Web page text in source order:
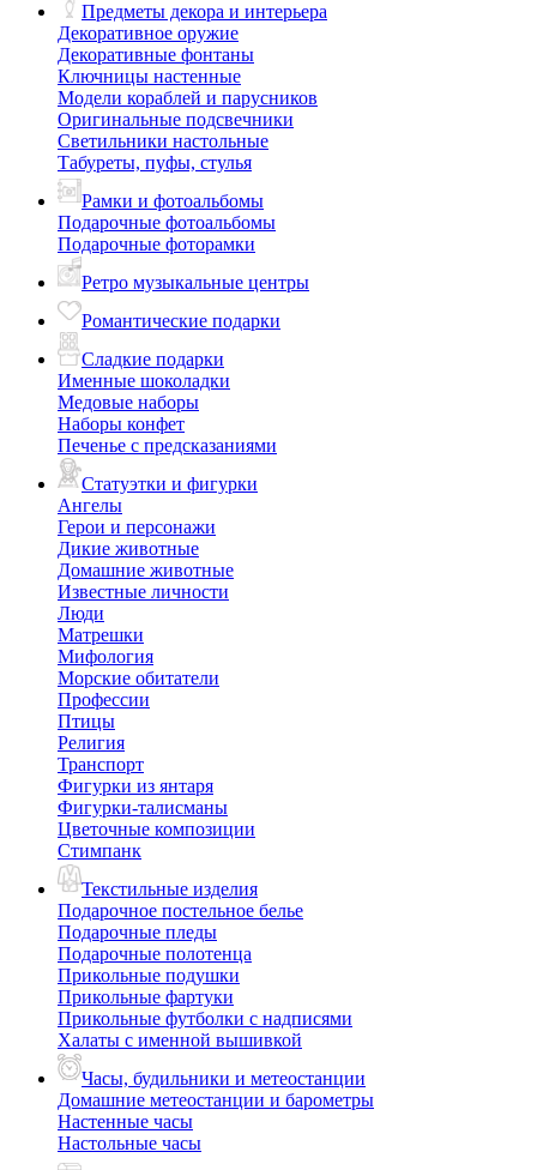
Предметы декора и интерьера
Декоративное оружие
Декоративные фонтаны
Ключницы настенные
Модели кораблей и парусников
Оригинальные подсвечники
Светильники настольные
Табуреты, пуфы, стулья
Рамки и фотоальбомы
Подарочные фотоальбомы
Подарочные фоторамки
Ретро музыкальные центры
Романтические подарки
Сладкие подарки
Именные шоколадки
Медовые наборы
Наборы конфет
Печенье с предсказаниями
Статуэтки и фигурки
Ангелы
Герои и персонажи
Дикие животные
Домашние животные
Известные личности
Люди
Матрешки
Мифология
Морские обитатели
Профессии
Птицы
Религия
Транспорт
Фигурки из янтаря
Фигурки-талисманы
Цветочные композиции
Стимпанк
Текстильные изделия
Подарочное постельное белье
Подарочные пледы
Подарочные полотенца
Прикольные подушки
Прикольные фартуки
Прикольные футболки с надписями
Халаты с именной вышивкой
Часы, будильники и метеостанции
Домашние метеостанции и барометры
Настенные часы
Настольные часы